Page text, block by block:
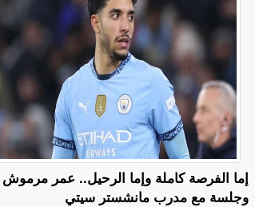
إما الفرصة كاملة وإما الرحيل.. عمر مرموش
وجلسة مع مدرب مانشستر سيتي